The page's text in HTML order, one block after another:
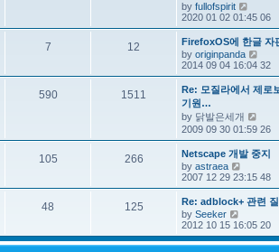
o
s
t
l
a
t
e
s
t
p
o
t
by fullofspirit
i
e
w
t
h
e
l
a
e
s
t
o
t
2020 01 02 01:45 06
7 12
FirefoxOS에 한글 자
by originpanda
i
e
w
t
l
a
t
e
s
o
t
2014 09 04 16:04 32
590 1511
Re: 모질라에서 제로
기원…
by 닭발은세개
w
t
e
l
a
e
s
t
2009 09 30 01:59 26
105 266
Netscape 개발 중지
by astraea
i
e
w
t
h
e
l
2007 12 29 23:15 48
48 125
Re: adblock+ 관련
by Seeker
i
e
w
2012 10 15 16:05 20